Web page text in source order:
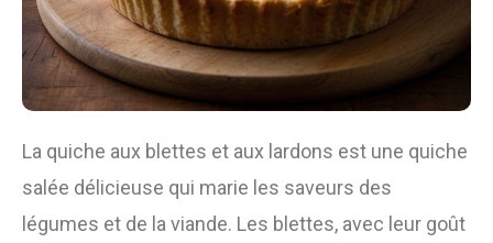
La quiche aux blettes et aux lardons est une quiche
salée délicieuse qui marie les saveurs des
légumes et de la viande. Les blettes, avec leur goût